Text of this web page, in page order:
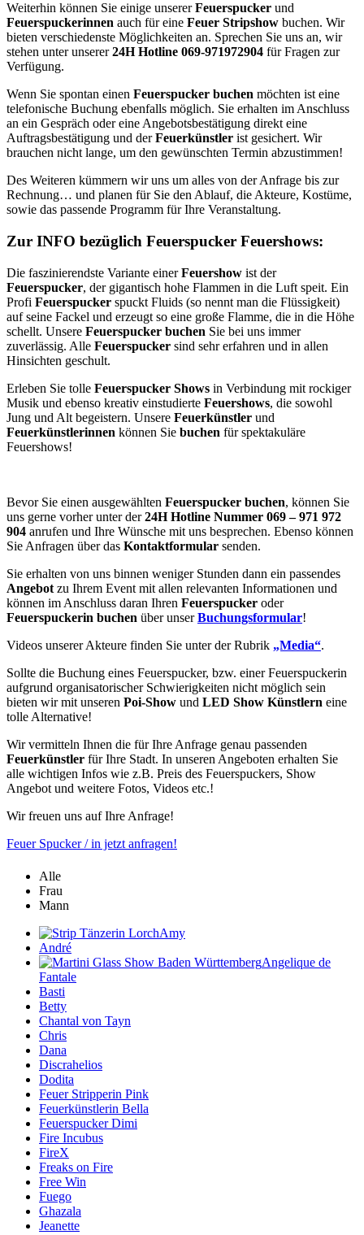
Weiterhin können Sie einige unsererFeuerspucker und
Feuerspuckerinnen auch für eine Feuer Stripshow buchen. Wir
bieten verschiedenste Möglichkeiten an. Sprechen Sie uns an, wir
stehen unter unserer24H Hotline 069-971972904 für Fragen zur
Verfügung.
Wenn Sie spontan einen Feuerspucker buchen möchten ist eine
telefonische Buchung ebenfalls möglich. Sie erhalten im Anschluss
an ein Gespräch oder eine Angebotsbestätigung direkt eine
Auftragsbestätigung und derFeuerkünstler ist gesichert. Wir
brauchen nicht lange, um den gewünschten Termin abzustimmen!
Des Weiteren kümmern wir uns um alles von der Anfrage bis zur
Rechnung… und planen für Sie den Ablauf, die Akteure, Kostüme,
sowie das passende Programm für Ihre Veranstaltung.
Zur INFO bezüglich Feuerspucker Feuershows:
Die faszinierendste Variante einerFeuershow ist der
Feuerspucker, der gigantisch hohe Flammen in die Luft speit. Ein
Profi Feuerspucker spuckt Fluids (so nennt man die Flüssigkeit)
auf seine Fackel und erzeugt so eine große Flamme, die in die Höhe
schellt. Unsere Feuerspucker buchen Sie bei uns immer
zuverlässig. Alle Feuerspucker sind sehr erfahren und in allen
Hinsichten geschult.
Erleben Sie tolle Feuerspucker Shows in Verbindung mit rockiger
Musik und ebenso kreativ einstudierte Feuershows, die sowohl
Jung und Alt begeistern. Unsere Feuerkünstler und
Feuerkünstlerinnen können Sie buchen für spektakuläre
Feuershows!
Bevor Sie einen ausgewählten Feuerspucker buchen, können Sie
uns gerne vorher unter der24H Hotline Nummer 069 – 971 972
904 anrufen und Ihre Wünsche mit uns besprechen. Ebenso können
Sie Anfragen über das Kontaktformular senden.
Sie erhalten von uns binnen weniger Stunden dann ein passendes
Angebot zu Ihrem Event mit allen relevanten Informationen und
können im Anschluss daran Ihren Feuerspucker oder
Feuerspuckerin buchen über unserBuchungsformular!
Videos unserer Akteure finden Sie unter der Rubrik „Media“.
Sollte die Buchung eines Feuerspucker, bzw. einer Feuerspuckerin
aufgrund organisatorischer Schwierigkeiten nicht möglich sein
bieten wir mit unseren Poi-Show und LED Show Künstlern eine
tolle Alternative!
Wir vermitteln Ihnen die für Ihre Anfrage genau passenden
Feuerkünstler für Ihre Stadt. In unseren Angeboten erhalten Sie
alle wichtigen Infos wie z.B. Preis des Feuerspuckers, Show
Angebot und weitere Fotos, Videos etc.!
Wir freuen uns auf Ihre Anfrage!
Feuer Spucker / in jetzt anfragen!
Alle
Frau
Mann
Amy
André
Angelique de
Fantale
Basti
Betty
Chantal von Tayn
Chris
Dana
Discrahelios
Dodita
Feuer Stripperin Pink
Feuerkünstlerin Bella
Feuerspucker Dimi
Fire Incubus
FireX
Freaks on Fire
Free Win
Fuego
Ghazala
Jeanette